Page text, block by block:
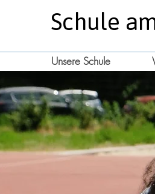
Schule
Unsere Schule